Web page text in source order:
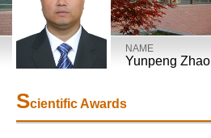
NAME
Yunpeng Zhao
Scientific Awards